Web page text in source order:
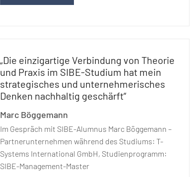
„Die einzigartige Verbindung von Theorie
und Praxis im SIBE-Studium hat mein
strategisches und unternehmerisches
Denken nachhaltig geschärft“
Marc Böggemann
Im Gespräch mit SIBE-Alumnus Marc Böggemann –
Partnerunternehmen während des Studiums: T-
Systems International GmbH, Studienprogramm:
SIBE-Management-Master